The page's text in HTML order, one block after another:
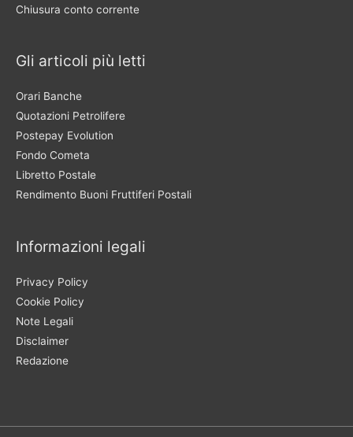
Chiusura conto corrente
Gli articoli più letti
Orari Banche
Quotazioni Petrolifere
Postepay Evolution
Fondo Cometa
Libretto Postale
Rendimento Buoni Fruttiferi Postali
Informazioni legali
Privacy Policy
Cookie Policy
Note Legali
Disclaimer
Redazione